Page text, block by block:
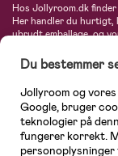
Hos Jollyroom.dk
Her handler du hurtigt,
ubrudt emballage, og
barnevogne,
mødre, indretning og
tilbyder produkter fra
Jogger, BabyBjörn,
Cybex, LEGO og
Du bestemmer
Jollyroom og
Google, bruger
teknologier på
fungerer korrekt.
personoplysninger